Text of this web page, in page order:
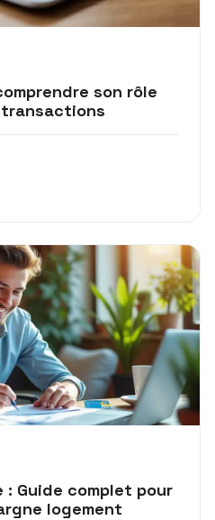
son rôle
: Guide complet pour
logement